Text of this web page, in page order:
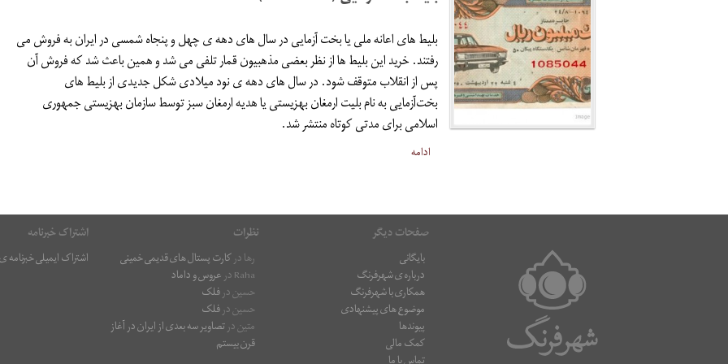
بلیط های اعانه ملی یا بخت آزمایی در سال های دهه ی چهل و پنجاه شمسی در ایران به فروش می
رفتند. خرید این بلیط ها از نظر بعضی مذهبیون قمار تلفی می شد و همین باعث شد که فروش آن
پس از انقلاب متوقف شود. در سال های دهه ی نود میلادی شکل جدیدی از بلیط های
بخت‌آزمایی به نام بلیت ارمغان بهزیستی یا هدیه ارمغان سبز توسط سازمان بهزیستی جمهوری
اسلامی برای مدتی کوتاه منتشر شد.
ادامه
صفحات دیگر
بایگانی
درباره ی شهرفرنگ
همکاری با شهرفرنگ
موضوع های پیشنهادی
پیوندها
کمک مالی
نظرات
رهادرکارت پستال های قدیمی خمینی
Rahaدرعروس و داماد
حسیندرفلک
حسیندرفلک
متیندرتصاویر سه بعدی از ایران در آغاز
قرن بیستم
اشتراک خبرنامه
اشتراک ایمیلی